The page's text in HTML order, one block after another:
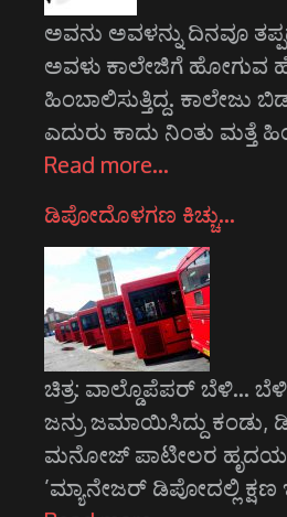
ಅವನು ಅವಳನ್ನು ದಿನವೂ
ಅವಳು ಕಾಲೇಜಿಗೆ ಹೋಗುವ
ಹಿಂಬಾಲಿಸುತ್ತಿದ್ದ. ಕಾಲೇಜು
ಎದುರು ಕಾದು ನಿಂತು ಮತ್ತೆ
Read more…
ಡಿಪೋದೊಳಗಣ ಕಿಚ್ಚು…
ಚಿತ್ರ: ವಾಲ್ಡೊಪೆಪರ್‍ ಬೆಳಿ…
ಜನ್ರು ಜಮಾಯಿಸಿದ್ದು
ಮನೋಜ್ ಪಾಟೀಲರ ಹೃದಯ
’ಮ್ಯಾನೇಜರ್ ಡಿಪೋದಲ್ಲಿ ಕ್ಷಣ